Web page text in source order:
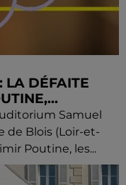
LA DÉFAITE
Samuel
de Blois (Loir-et-
Poutine, les...